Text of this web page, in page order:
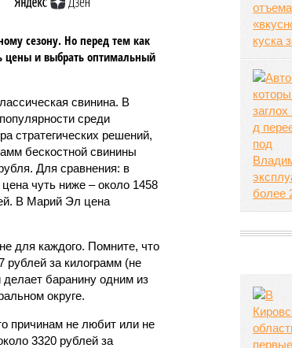
сезону. Но перед тем как
цены и выбрать оптимальный
свинина. В
среди
стратегических решений,
бескостной свинины
Для сравнения: в
чуть ниже – около 1458
В Марий Эл цена
для каждого. Помните, что
рублей за килограмм (не
баранину одним из
округе.
причинам не любит или не
3320 рублей за